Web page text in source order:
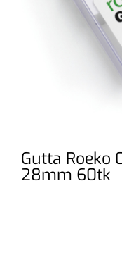
Gutta Roeko
28mm 60tk